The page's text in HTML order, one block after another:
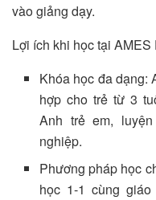
vào giảng dạy.
Lợi ích khi học tại AMES
Khóa học đa dạng:
hợp cho trẻ từ 3
Anh trẻ em,
nghiệp.
Phương pháp học
học 1-1 cùng